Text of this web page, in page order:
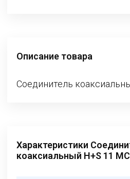
Описание товара
Соединитель
Характеристики
коаксиальный H+S 11